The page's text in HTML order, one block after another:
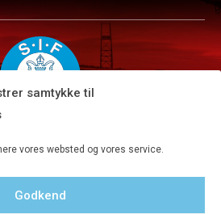
samtykke til
vores websted og vores service.
Godkend
8680 4647 · Kontortid man-fre kl. 9-15